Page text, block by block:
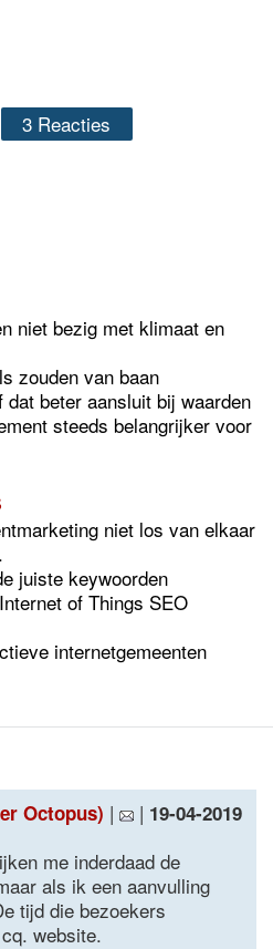
3 Reacties
niet bezig met klimaat en
zouden van baan
beter aansluit bij waarden
steeds belangrijker voor
niet los van elkaar
juiste keywoorden
of Things SEO
internetgemeenten
Octopus) | | 19-04-2019
me inderdaad de
als ik een aanvulling
tijd die bezoekers
website.